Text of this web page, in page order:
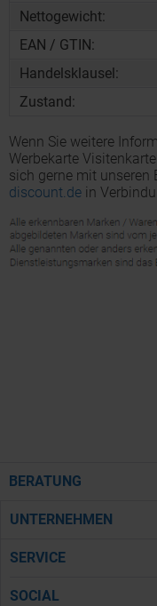
Nettogewicht:
EAN / GTIN:
Handelsklausel:
Zustand:
Wenn Sie weitere
Werbekarte
sich gerne mit unseren
discount.de in
BERATUNG
UNTERNEHMEN
SERVICE
SOCIAL